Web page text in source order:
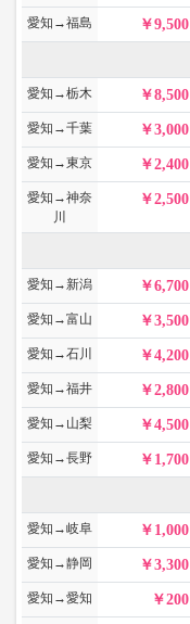
愛知→福島 9,500
愛知→栃木 8,500
愛知→千葉 3,000
愛知→東京 2,400
愛知→神奈
川
2,500
愛知→新潟 6,700
愛知→富山 3,500
愛知→石川 4,200
愛知→福井 2,800
愛知→山梨 4,500
愛知→長野 1,700
愛知→岐阜 1,000
愛知→静岡 3,300
愛知→愛知 200